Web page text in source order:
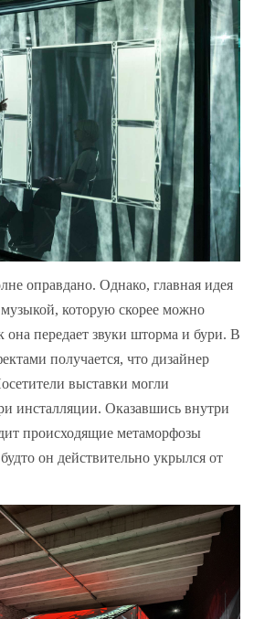
оправдано. Однако, главная идея
музыкой, которую скорее можно
она передает звуки шторма и бури. В
получается, что дизайнер
выставки могли
инсталляции. Оказавшись внутри
происходящие метаморфозы
он действительно укрылся от